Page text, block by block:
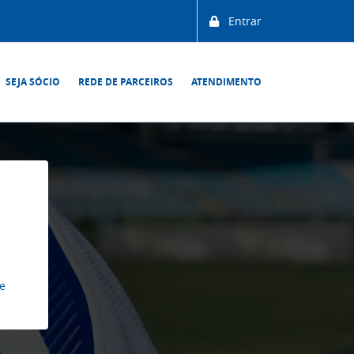
Entrar
SEJA SÓCIO REDE DE PARCEIROS ATENDIMENTO